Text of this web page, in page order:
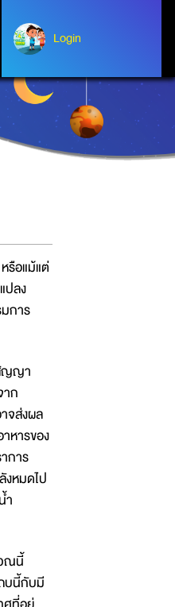
Login
Login
รือแม้แต่
ปลง
การ
ญญา
าก
จส่งผล
หารของ
การ
งหมดไป
ำ
ณนี้
บนี้กับมี